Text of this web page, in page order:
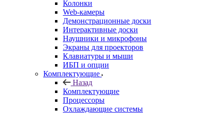
Колонки
Web-камеры
Демонстрационные доски
Интерактивные доски
Наушники и микрофоны
Экраны для проекторов
Клавиатуры и мыши
ИБП и опции
Комплектующие
Назад
Комплектующие
Процессоры
Охлаждающие системы